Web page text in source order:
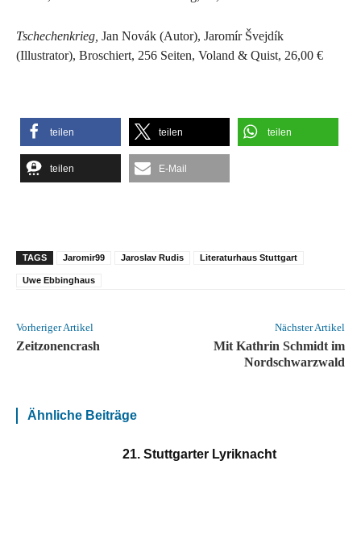
Tschechenkrieg, Jan Novák (Autor), Jaromír Švejdík
(Illustrator), Broschiert, 256 Seiten, Voland & Quist, 26,00 €
teilen teilen teilen
teilen E-Mail
TAGS Jaromir99 Jaroslav Rudis Literaturhaus Stuttgart
Uwe Ebbinghaus
Vorheriger Artikel
Zeitzonencrash
Nächster Artikel
Mit Kathrin Schmidt im
Nordschwarzwald
Ähnliche Beiträge
21. Stuttgarter Lyriknacht